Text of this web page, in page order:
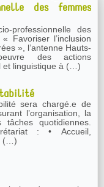
des femmes
professionnelle des
», l’antenne Hauts-
des actions
et linguistique à (…)
sera chargé.e de
l’organisation, la
quotidiennes.
(…)